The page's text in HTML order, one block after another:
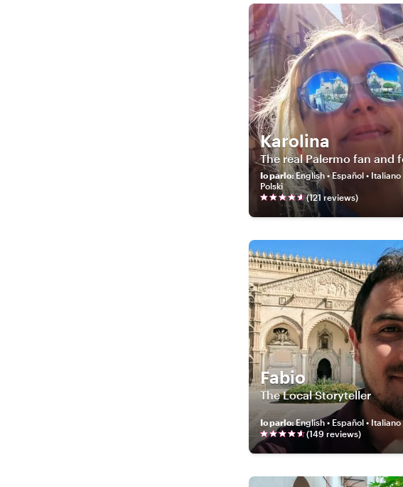
Karolina
The real Palermo fan and
Io parlo:English • Español • Italiano
Polski
(121 reviews)
Fabio
The Local Storyteller
Io parlo: English • Español • Italiano
(149 reviews)